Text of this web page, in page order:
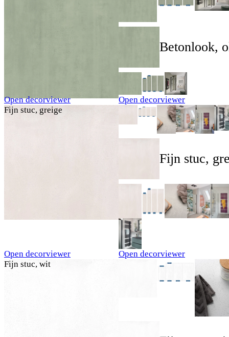
Open decorviewer
Betonlook,
Open decorviewer
Fijn stuc, greige
Open decorviewer
Fijn stuc,
Open decorviewer
Fijn stuc, wit